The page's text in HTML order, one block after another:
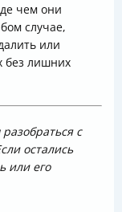
чем они
случае,
или
без лишних
с
остались
или его